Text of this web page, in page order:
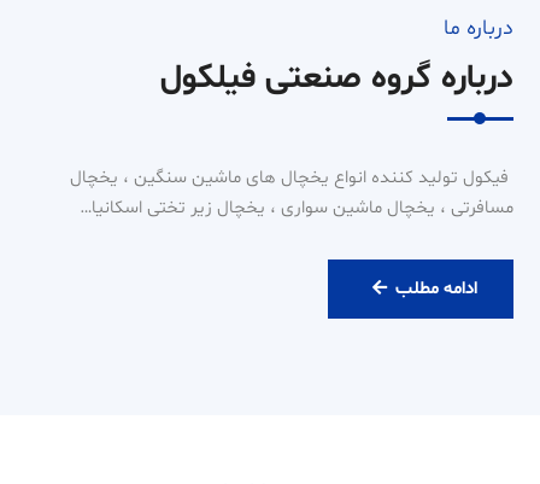
درباره ما
درباره گروه صنعتی فیلکول
فیکول تولید کننده انواع یخچال های ماشین سنگین ، یخچال
مسافرتی ، یخچال ماشین سواری ، یخچال زیر تختی اسکانیا…
ادامه مطلب